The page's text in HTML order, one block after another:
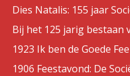
Dies Natalis: 155 jaar
Bij het 125 jarig bestaan
1923 Ik ben de Goede
1906 Feestavond: De